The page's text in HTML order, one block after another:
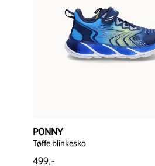
PONNY
Tøffe blinkesko
Pris
499,-